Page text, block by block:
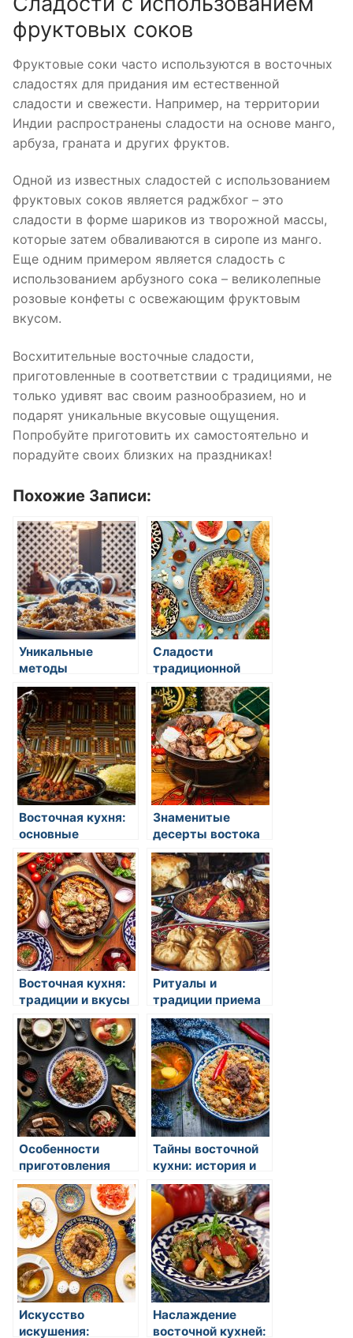
фруктовых соков
Фруктовые соки часто используются в восточных
сладостях для придания им естественной
сладости и свежести. Например, на территории
Индии распространены сладости на основе манго,
арбуза, граната и других фруктов.
Одной из известных сладостей с использованием
фруктовых соков является раджбхог – это
сладости в форме шариков из творожной массы,
которые затем обваливаются в сиропе из манго.
Еще одним примером является сладость с
использованием арбузного сока – великолепные
розовые конфеты с освежающим фруктовым
вкусом.
Восхитительные восточные сладости,
приготовленные в соответствии с традициями, не
только удивят вас своим разнообразием, но и
подарят уникальные вкусовые ощущения.
Попробуйте приготовить их самостоятельно и
порадуйте своих близких на праздниках!
Похожие Записи:
Уникальные
методы
приготовления
риса в восточной
кухне
Сладости
традиционной
восточной кухни,
которые
понравятся
каждому ребенку
Восточная кухня:
основные
принципы
приготовления
восточных блюд
Знаменитые
десерты востока
Восточная кухня:
традиции и вкусы
Ритуалы и
традиции приема
пищи на восточной
кухне
Особенности
приготовления
супов в восточных
странах
Тайны восточной
кухни: история и
традиции
Искусство
искушения:
Наслаждение
восточной кухней: